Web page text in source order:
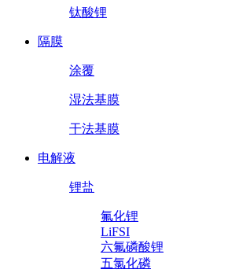
钛酸锂
隔膜
涂覆
湿法基膜
干法基膜
电解液
锂盐
氟化锂
LiFSI
六氟磷酸锂
五氯化磷